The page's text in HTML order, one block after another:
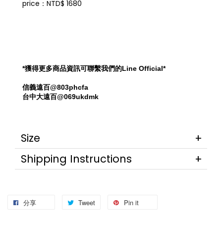
price：NTD$ 1680
*獲得更多商品資訊可聯繫我們的Line Official*
信義遠百@803phcfa
台中大遠百@069ukdmk
Size
Shipping Instructions
分享 Tweet Pin it